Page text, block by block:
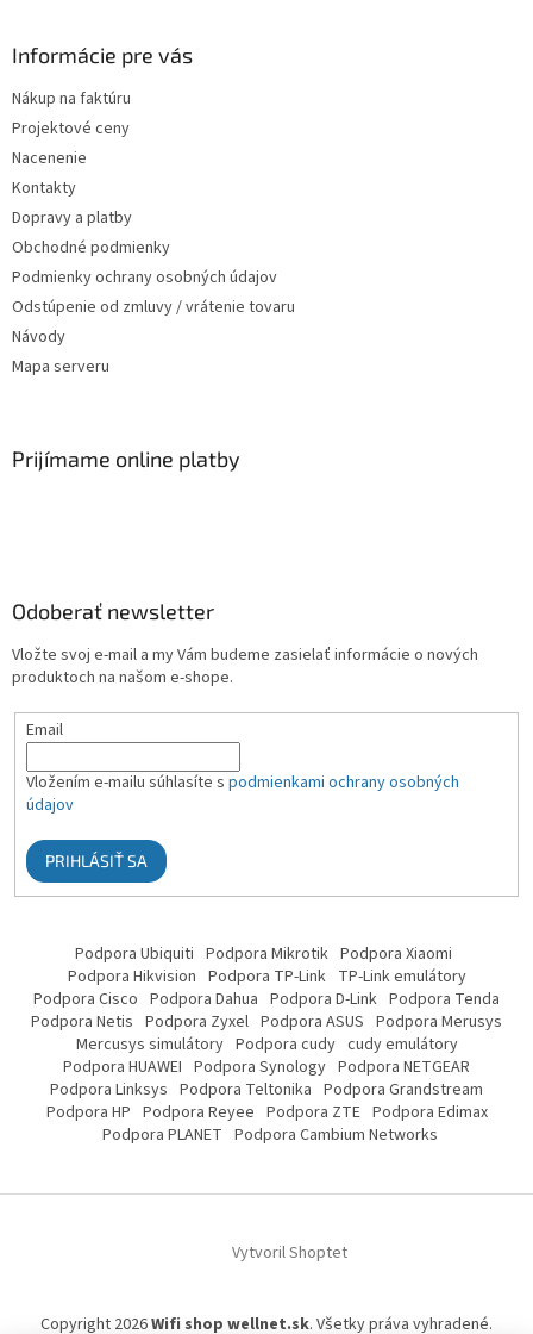
Informácie pre vás
Nákup na faktúru
Projektové ceny
Nacenenie
Kontakty
Dopravy a platby
Obchodné podmienky
Podmienky ochrany osobných údajov
Odstúpenie od zmluvy / vrátenie tovaru
Návody
Mapa serveru
Prijímame online platby
Odoberať newsletter
Vložte svoj e-mail a my Vám budeme zasielať informácie o nových
produktoch na našom e-shope.
Email
Vložením e-mailu súhlasíte s podmienkami ochrany osobných
údajov
PRIHLÁSIŤ SA
Podpora Ubiquiti Podpora Mikrotik Podpora Xiaomi
Podpora Hikvision Podpora TP-Link TP-Link emulátory
Podpora Cisco Podpora Dahua Podpora D-Link Podpora Tenda
Podpora Netis Podpora Zyxel Podpora ASUS Podpora Merusys
Mercusys simulátory Podpora cudy cudy emulátory
Podpora HUAWEI Podpora Synology Podpora NETGEAR
Podpora Linksys Podpora Teltonika Podpora Grandstream
Podpora HP Podpora Reyee Podpora ZTE Podpora Edimax
Podpora PLANET Podpora Cambium Networks
Vytvoril Shoptet
Copyright 2026Wifi shop wellnet.sk. Všetky práva vyhradené.